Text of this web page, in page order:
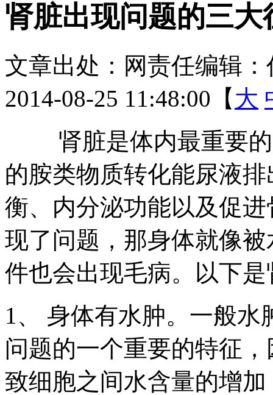
肾脏出现问题的三大
文章出处： 网责任编辑：
2014-08-25 11:48:00【 大
肾脏是体内最重要的
的胺类物质转化能尿液
衡、内分泌功能以及促
现了问题，那身体就像
件也会出现毛病。以下
1、 身体有水肿。一般
问题的一个重要的特征
致细胞之间水含量的增